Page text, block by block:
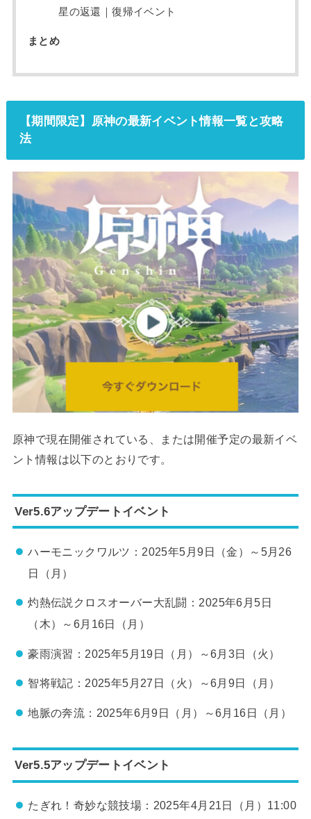
星の返還｜復帰イベント
まとめ
【期間限定】原神の最新イベント情報一覧と攻略
法
原神で現在開催されている、または開催予定の最新イベ
ント情報は以下のとおりです。
Ver5.6アップデートイベント
ハーモニックワルツ：2025年5月9日（金）～5月26
日（月）
灼熱伝説クロスオーバー大乱闘：2025年6月5日
（木）～6月16日（月）
豪雨演習：2025年5月19日（月）～6月3日（火）
智将戦記：2025年5月27日（火）～6月9日（月）
地脈の奔流：2025年6月9日（月）～6月16日（月）
Ver5.5アップデートイベント
たぎれ！奇妙な競技場：2025年4月21日（月）11:00